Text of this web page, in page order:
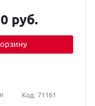
руб.
Код: 71161